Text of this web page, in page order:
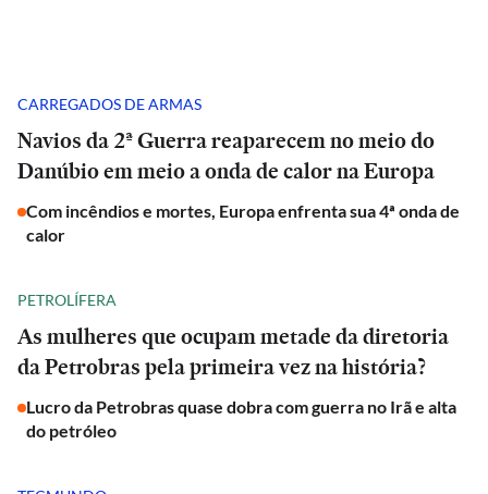
CARREGADOS DE ARMAS
Navios da 2ª Guerra reaparecem no meio do
Danúbio em meio a onda de calor na Europa
Com incêndios e mortes, Europa enfrenta sua 4ª onda de
calor
PETROLÍFERA
As mulheres que ocupam metade da diretoria
da Petrobras pela primeira vez na história?
Lucro da Petrobras quase dobra com guerra no Irã e alta
do petróleo